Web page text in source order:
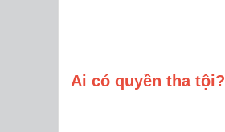
Ai có quyền tha tội?